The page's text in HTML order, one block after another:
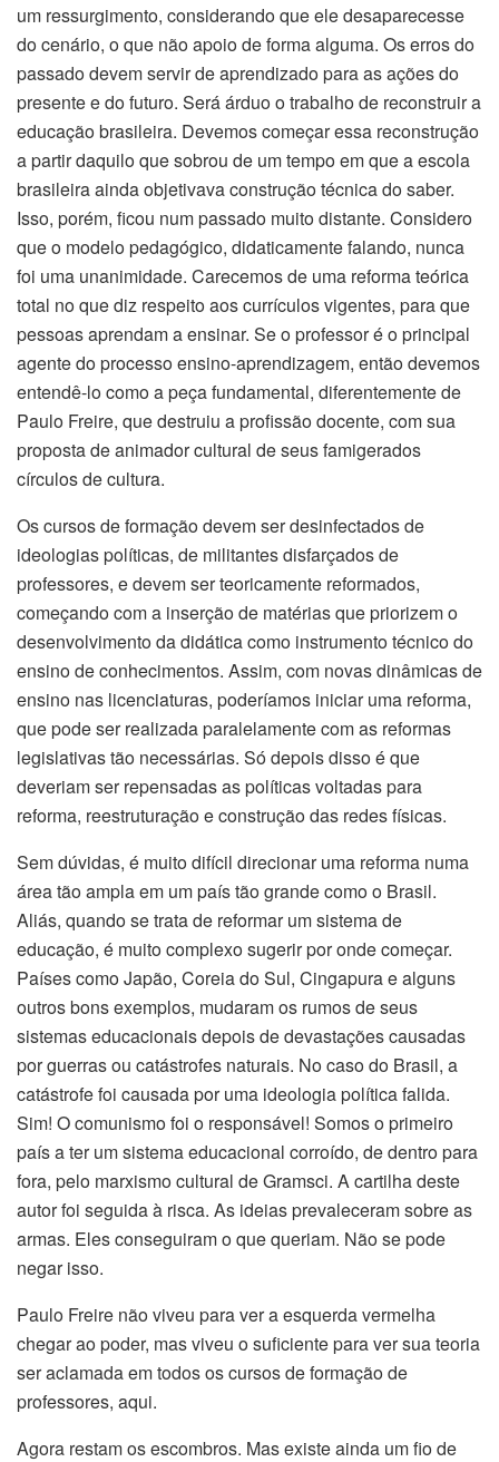
um ressurgimento, considerando que ele desaparecesse
do cenário, o que não apoio de forma alguma. Os erros do
passado devem servir de aprendizado para as ações do
presente e do futuro. Será árduo o trabalho de reconstruir a
educação brasileira. Devemos começar essa reconstrução
a partir daquilo que sobrou de um tempo em que a escola
brasileira ainda objetivava construção técnica do saber.
Isso, porém, ficou num passado muito distante. Considero
que o modelo pedagógico, didaticamente falando, nunca
foi uma unanimidade. Carecemos de uma reforma teórica
total no que diz respeito aos currículos vigentes, para que
pessoas aprendam a ensinar. Se o professor é o principal
agente do processo ensino-aprendizagem, então devemos
entendê-lo como a peça fundamental, diferentemente de
Paulo Freire, que destruiu a profissão docente, com sua
proposta de animador cultural de seus famigerados
círculos de cultura.
Os cursos de formação devem ser desinfectados de
ideologias políticas, de militantes disfarçados de
professores, e devem ser teoricamente reformados,
começando com a inserção de matérias que priorizem o
desenvolvimento da didática como instrumento técnico do
ensino de conhecimentos. Assim, com novas dinâmicas de
ensino nas licenciaturas, poderíamos iniciar uma reforma,
que pode ser realizada paralelamente com as reformas
legislativas tão necessárias. Só depois disso é que
deveriam ser repensadas as políticas voltadas para
reforma, reestruturação e construção das redes físicas.
Sem dúvidas, é muito difícil direcionar uma reforma numa
área tão ampla em um país tão grande como o Brasil.
Aliás, quando se trata de reformar um sistema de
educação, é muito complexo sugerir por onde começar.
Países como Japão, Coreia do Sul, Cingapura e alguns
outros bons exemplos, mudaram os rumos de seus
sistemas educacionais depois de devastações causadas
por guerras ou catástrofes naturais. No caso do Brasil, a
catástrofe foi causada por uma ideologia política falida.
Sim! O comunismo foi o responsável! Somos o primeiro
país a ter um sistema educacional corroído, de dentro para
fora, pelo marxismo cultural de Gramsci. A cartilha deste
autor foi seguida à risca. As ideias prevaleceram sobre as
armas. Eles conseguiram o que queriam. Não se pode
negar isso.
Paulo Freire não viveu para ver a esquerda vermelha
chegar ao poder, mas viveu o suficiente para ver sua teoria
ser aclamada em todos os cursos de formação de
professores, aqui.
Agora restam os escombros. Mas existe ainda um fio de